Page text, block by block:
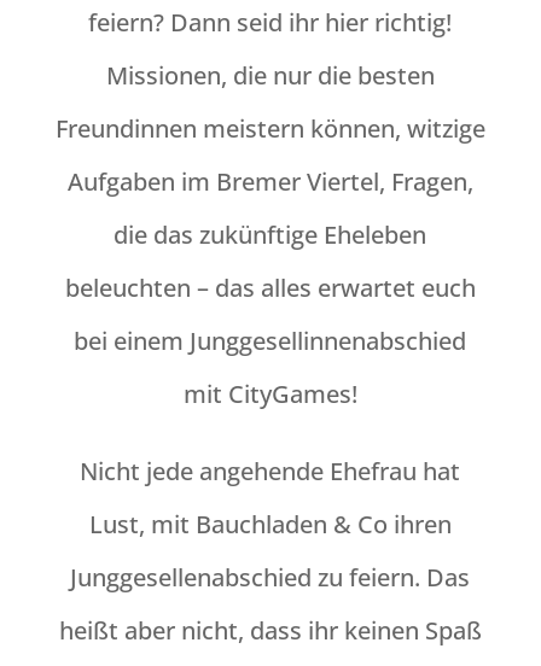
feiern? Dann seid ihr hier richtig!
Missionen, die nur die besten
Freundinnen meistern können, witzige
Aufgaben im Bremer Viertel, Fragen,
die das zukünftige Eheleben
beleuchten – das alles erwartet euch
bei einem Junggesellinnenabschied
mit CityGames!
Nicht jede angehende Ehefrau hat
Lust, mit Bauchladen & Co ihren
Junggesellenabschied zu feiern. Das
heißt aber nicht, dass ihr keinen Spaß